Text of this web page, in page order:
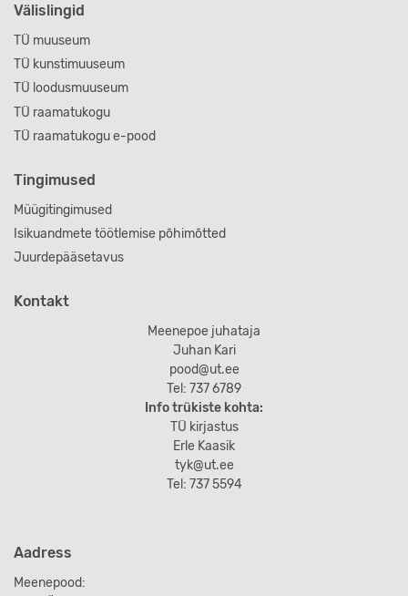
Välislingid
TÜ muuseum
TÜ kunstimuuseum
TÜ loodusmuuseum
TÜ raamatukogu
TÜ raamatukogu e-pood
Tingimused
Müügitingimused
Isikuandmete töötlemise põhimõtted
Juurdepääsetavus
Kontakt
Meenepoe juhataja
Juhan Kari
pood@ut.ee
Tel: 737 6789
Info trükiste kohta:
TÜ kirjastus
Erle Kaasik
tyk@ut.ee
Tel: 737 5594
Aadress
Meenepood: